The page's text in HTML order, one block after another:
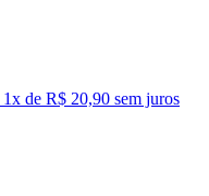
1x de R$ 20,90 sem juros